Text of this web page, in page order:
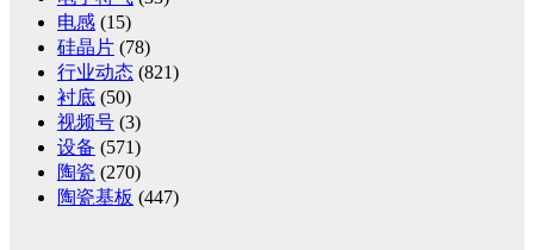
电感 (15)
硅晶片 (78)
行业动态 (821)
衬底 (50)
视频号 (3)
设备 (571)
陶瓷 (270)
陶瓷基板 (447)